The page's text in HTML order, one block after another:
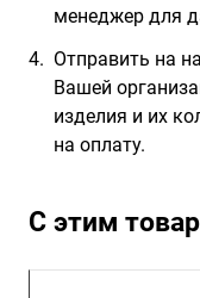
менеджер для
Отправить на
Вашей
изделия и их
на оплату.
С этим